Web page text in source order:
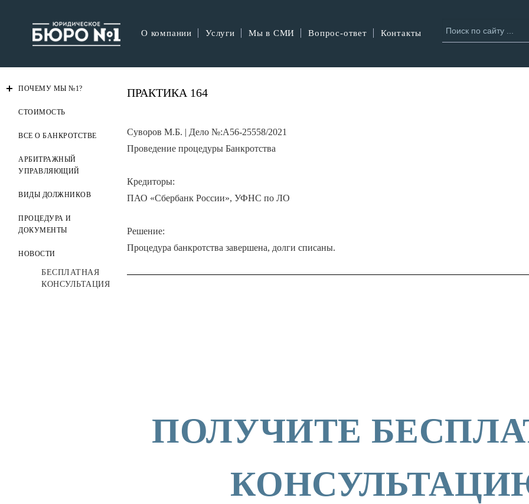
О компании Услуги Мы в СМИ Вопрос-ответ Контакты
ПОЧЕМУ МЫ №1?
СТОИМОСТЬ
ВСЕ О БАНКРОТСТВЕ
АРБИТРАЖНЫЙ
УПРАВЛЯЮЩИЙ
ВИДЫ ДОЛЖНИКОВ
ПРОЦЕДУРА И
ДОКУМЕНТЫ
НОВОСТИ
БЕСПЛАТНАЯ
КОНСУЛЬТАЦИЯ
ПРАКТИКА 164
Суворов М.Б. | Дело №:А56-25558/2021
Проведение процедуры Банкротства
Кредиторы:
ПАО «Сбербанк России», УФНС по ЛО
Решение:
Процедура банкротства завершена, долги списаны.
ПОЛУЧИТЕ